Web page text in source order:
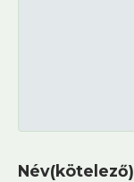
Név(kötelező)